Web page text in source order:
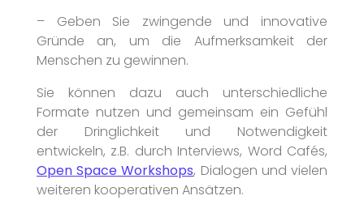
– Geben Sie zwingende und innovative
Gründe an, um die Aufmerksamkeit der
Menschen zu gewinnen.
Sie können dazu auch unterschiedliche
Formate nutzen und gemeinsam ein Gefühl
der Dringlichkeit und Notwendigkeit
entwickeln, z.B. durch Interviews, Word Cafés,
Open Space Workshops, Dialogen und vielen
weiteren kooperativen Ansätzen.